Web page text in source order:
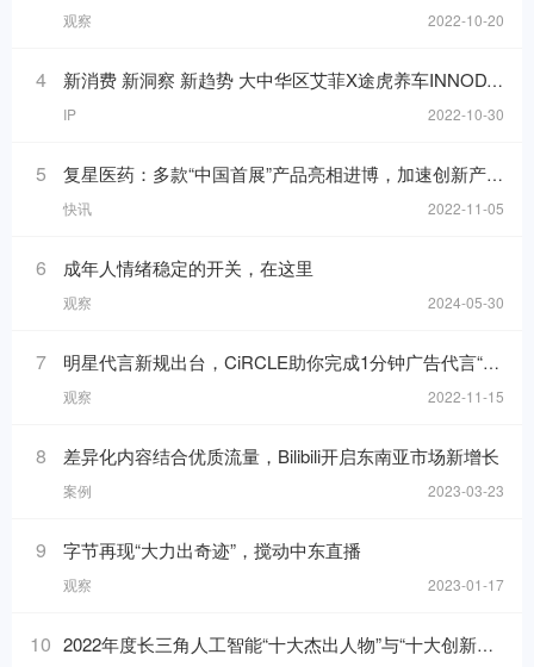
观察 2022-10-20
4 新消费 新洞察 新趋势 大中华区艾菲X途虎养车INNODAY圆满举办！
IP 2022-10-30
5 复星医药：多款“中国首展”产品亮相进博，加速创新产品落地
快讯 2022-11-05
6 成年人情绪稳定的开关，在这里
观察 2024-05-30
7 明星代言新规出台，CiRCLE助你完成1分钟广告代言“健康自检”
观察 2022-11-15
8 差异化内容结合优质流量，Bilibili开启东南亚市场新增长
案例 2023-03-23
9 字节再现“大力出奇迹”，搅动中东直播
观察 2023-01-17
10 2022年度长三角人工智能“十大杰出人物”与“十大创新应用”榜单发布！